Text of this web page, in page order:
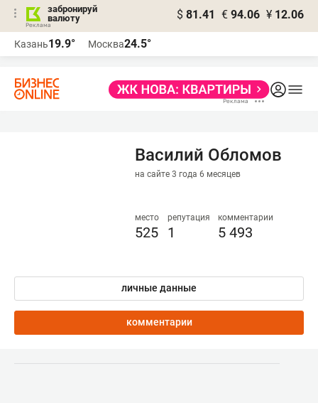
забронируй
валюту
$ 81.41 € 94.06 ¥ 12.06
Казань19.9° Москва24.5°
Василий Обломов
на сайте 3 года 6 месяцев
место
525
репутация
1
комментарии
5 493
личные данные
комментарии